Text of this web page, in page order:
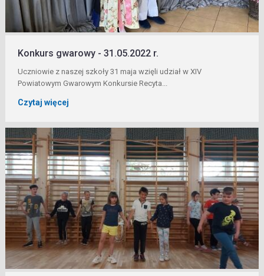
Konkurs gwarowy - 31.05.2022 r.
Uczniowie z naszej szkoły 31 maja wzięli udział w XIV
Powiatowym Gwarowym Konkursie Recyta...
Czytaj więcej